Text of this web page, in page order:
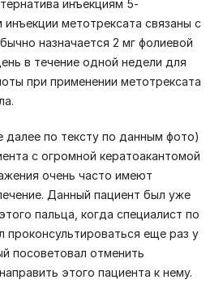
инъекциям 5-
метотрексата связаны с
назначается 2 мг фолиевой
в течение одной недели для
при применении метотрексата
по тексту по данным фото)
с огромной кератоакантомой
очень часто имеют
Данный пациент был уже
пальца, когда специалист по
проконсультироваться еще раз у
посоветовал отменить
этого пациента к нему.